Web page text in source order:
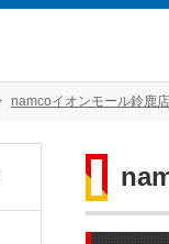
namcoイオンモール鈴鹿店